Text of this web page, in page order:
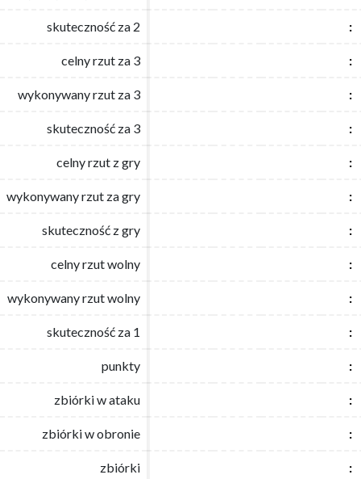
skuteczność za 2 :
celny rzut za 3 :
wykonywany rzut za 3 :
skuteczność za 3 :
celny rzut z gry :
wykonywany rzut za gry :
skuteczność z gry :
celny rzut wolny :
wykonywany rzut wolny :
skuteczność za 1 :
punkty :
zbiórki w ataku :
zbiórki w obronie :
zbiórki :
skuteczność za 2 :
celny rzut za 3 :
wykonywany rzut za 3 :
skuteczność za 3 :
celny rzut z gry :
wykonywany rzut za gry :
skuteczność z gry :
celny rzut wolny :
wykonywany rzut wolny :
skuteczność za 1 :
punkty :
zbiórki w ataku :
zbiórki w obronie :
zbiórki :